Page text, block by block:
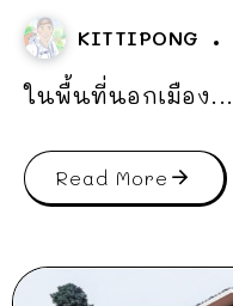
KITTIPONG
ในพื้นที่นอกเมือง...
Read More